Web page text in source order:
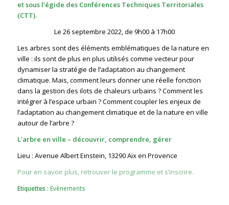
et sous l’égide des Conférences Techniques Territoriales
(CTT).
Le 26 septembre 2022, de 9h00 à 17h00
Les arbres sont des éléments emblématiques de la nature en
ville : ils sont de plus en plus utilisés comme vecteur pour
dynamiser la stratégie de l’adaptation au changement
climatique. Mais, comment leurs donner une réelle fonction
dans la gestion des ilots de chaleurs urbains ? Comment les
intégrer à l’espace urbain ? Comment coupler les enjeux de
l’adaptation au changement climatique et de la nature en ville
autour de l’arbre ?
L’arbre en ville – découvrir, comprendre, gérer
Lieu : Avenue Albert Einstein, 13290 Aix en Provence
Pour en savoir plus, retrouver le programme et s’inscrire.
Etiquettes : Evènements